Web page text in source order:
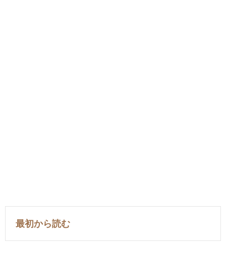
最初から読む